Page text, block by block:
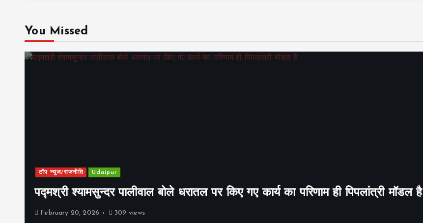
You Missed
टॉप न्यूज/राजनीति Udaipur
पद्मश्री श्यामसुन्दर पालीवाल बोले धरातल पर किए गए कार्य का परिणाम ही पिपलांत्री मॉडल है
February 20, 2026 309 views